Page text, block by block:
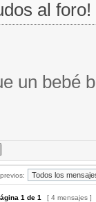
al foro!
un bebé
1 de 1 [ 4 mensajes ]